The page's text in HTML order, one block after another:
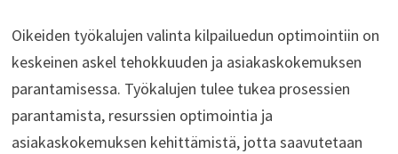
Oikeiden työkalujen valinta kilpailuedun optimointiin on
keskeinen askel tehokkuuden ja asiakaskokemuksen
parantamisessa. Työkalujen tulee tukea prosessien
parantamista, resurssien optimointia ja
asiakaskokemuksen kehittämistä, jotta saavutetaan